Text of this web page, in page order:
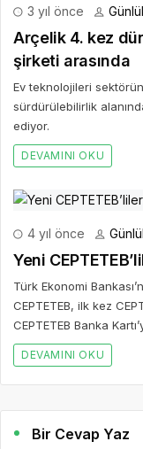
3 yıl önce
Arçelik 4. kez
şirketi arasında
Ev teknolojileri
sürdürülebilirlik
ediyor.
DEVAMINI OKU
4 yıl önce
Yeni
Türk Ekonomi
CEPTETEB, ilk kez
CEPTETEB Banka
DEVAMINI OKU
Bir Cevap Yaz